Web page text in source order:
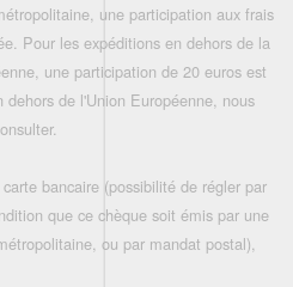
une participation aux frais
Pour les expéditions en dehors de la
une participation de 20 euros est
de l'Union Européenne, nous
bancaire (possibilité de régler par
que ce chèque soit émis par une
ou par mandat postal),